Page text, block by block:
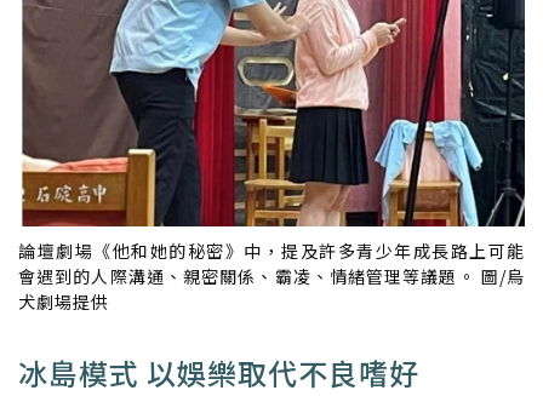
論壇劇場《他和她的秘密》中，提及許多青少年成長路上可能
會遇到的人際溝通、親密關係、霸凌、情緒管理等議題。 圖/烏
犬劇場提供
冰島模式 以娛樂取代不良嗜好